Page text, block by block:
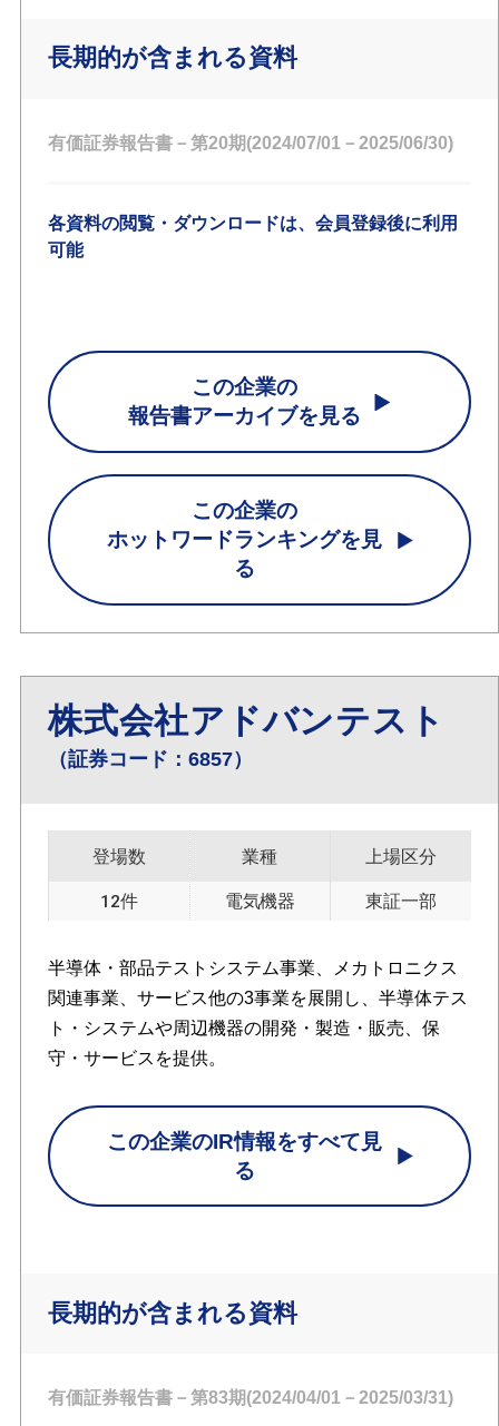
長期的が含まれる資料
有価証券報告書－第20期(2024/07/01－2025/06/30)
各資料の閲覧・ダウンロードは、会員登録後に利用
可能
この企業の
報告書アーカイブを見る
この企業の
ホットワードランキングを見
る
株式会社アドバンテスト
（証券コード：6857）
登場数
12件
業種
電気機器
上場区分
東証一部
半導体・部品テストシステム事業、メカトロニクス
関連事業、サービス他の3事業を展開し、半導体テス
ト・システムや周辺機器の開発・製造・販売、保
守・サービスを提供。
この企業のIR情報をすべて見
る
長期的が含まれる資料
有価証券報告書－第83期(2024/04/01－2025/03/31)